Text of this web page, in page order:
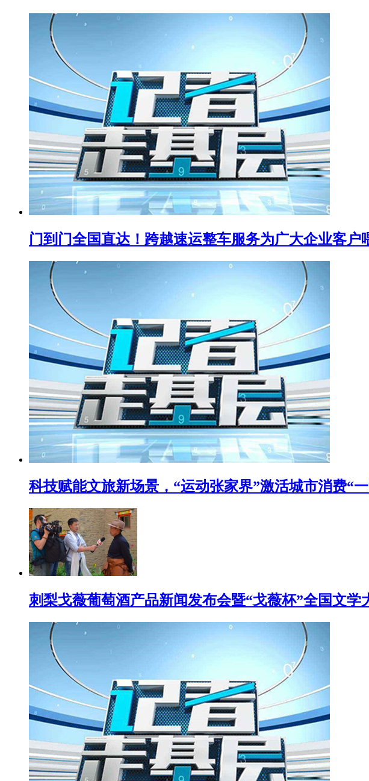
门到门全国直达！跨越速运整车服务为广大企业客户
科技赋能文旅新场景，“运动张家界”激活城市消费“
刺梨戈薇葡萄酒产品新闻发布会暨“戈薇杯”全国文学